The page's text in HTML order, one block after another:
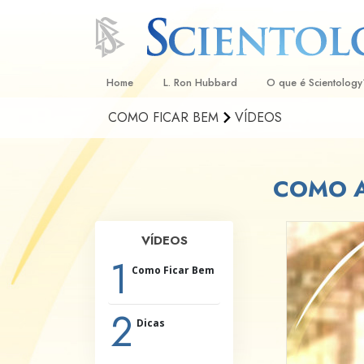
Home L. Ron Hubbard O que é
Crenças e Práticas
Aquilo que os
sobre Scientology
Conheça um
Dentro duma Igreja
Os Princípios
Uma Introdução a
COMO FICAR BEM VÍDEOS
COMO
VÍDEOS
1 Como Ficar Bem
2 Dicas